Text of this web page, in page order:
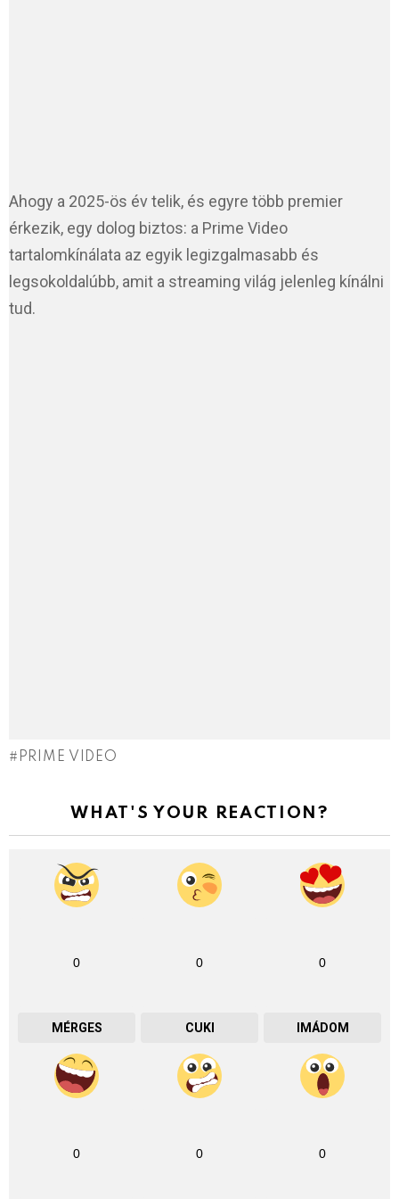
Ahogy a 2025-ös év telik, és egyre több premier
érkezik, egy dolog biztos: a Prime Video
tartalomkínálata az egyik legizgalmasabb és
legsokoldalúbb, amit a streaming világ jelenleg kínálni
tud.
PRIME VIDEO
WHAT'S YOUR REACTION?
0
MÉRGES
0
CUKI
0
IMÁDOM
0 0 0